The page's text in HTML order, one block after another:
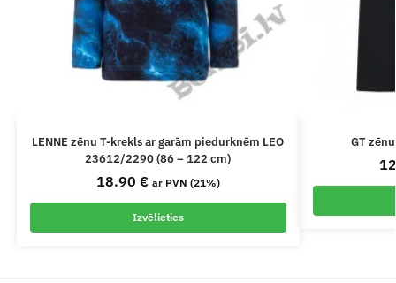
LENNE zēnu T-krekls ar garām piedurknēm LEO
23612/2290 (86 – 122 cm)
18.90 € ar PVN (21%)
Izvēlieties
GT